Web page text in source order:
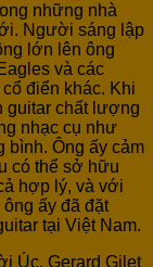
những nhà
Người sáng lập
lớn lên ông
và các
điển khác. Khi
guitar chất lượng
nhạc cụ như
bình. Ông ấy cảm
có thể sở hữu
hợp lý, và với
ấy đã đặt
tại Việt Nam.
Úc, Gerard Gilet